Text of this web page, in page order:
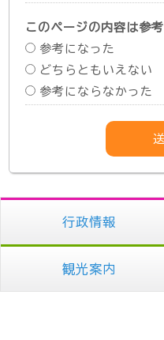
このページの内容は参
参考になった
どちらともいえない
参考にならなかった
行政情報
観光案内